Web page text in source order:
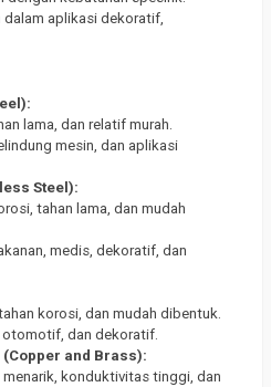
dalam aplikasi dekoratif,
lama, dan relatif murah.
mesin, dan aplikasi
Steel):
tahan lama, dan mudah
medis, dekoratif, dan
korosi, dan mudah dibentuk.
otomotif, dan dekoratif.
and Brass):
konduktivitas tinggi, dan